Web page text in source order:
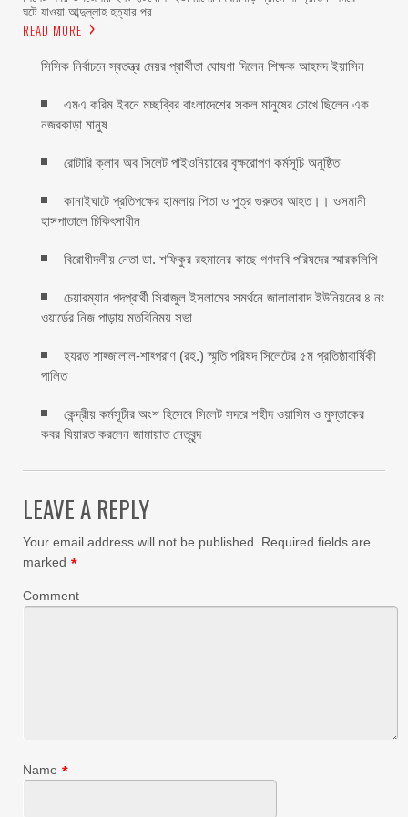
ঘটে যাওয়া আব্দুল্লাহ হত্যার পর
READ MORE
সিসিক নির্বাচনে স্বতন্ত্র মেয়র প্রার্থীতা ঘোষণা দিলেন শিক্ষক আহমদ ইয়াসিন
এমএ করিম ইবনে মচ্ছব্বির বাংলাদেশের সকল মানুষের চোখে ছিলেন এক
নজরকাড়া মানুষ ‎
রোটারি ক্লাব অব সিলেট পাইওনিয়ারের বৃক্ষরোপণ কর্মসূচি অনুষ্ঠিত
কানাইঘাটে প্রতিপক্ষের হামলায় পিতা ও পুত্র গুরুতর আহত।। ওসমানী
হাসপাতালে চিকিৎসাধীন
বিরোধীদলীয় নেতা ডা. শফিকুর রহমানের কাছে গণদাবি পরিষদের স্মারকলিপি ‎
চেয়ারম্যান পদপ্রার্থী সিরাজুল ইসলামের সমর্থনে জালালাবাদ ইউনিয়নের ৪ নং
ওয়ার্ডের নিজ পাড়ায় মতবিনিময় সভা
হযরত শাহ্জালাল-শাহ্পরাণ (রহ.) স্মৃতি পরিষদ সিলেটের ৫ম প্রতিষ্ঠাবার্ষিকী
পালিত ‎​
কেন্দ্রীয় কর্মসূচীর অংশ হিসেবে সিলেট সদরে শহীদ ওয়াসিম ও মুস্তাকের
কবর যিয়ারত করলেন জামায়াত নেতৃবৃন্দ ‎
LEAVE A REPLY
Your email address will not be published.
Required fields are
marked *
Comment
Name *